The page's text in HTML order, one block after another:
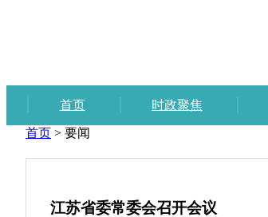
首页 时政聚焦
首页 > 要闻
江苏省委常委会召开会议